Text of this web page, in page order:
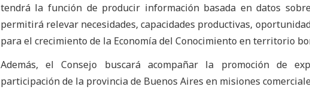
tendrá la función de producir información basada en datos
permitirá relevar necesidades, capacidades productivas,
para el crecimiento de la Economía del Conocimiento en territorio
Además, el Consejo buscará acompañar la promoción de
participación de la provincia de Buenos Aires en misiones